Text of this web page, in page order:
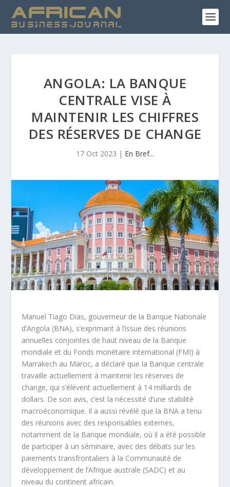
ANGOLA: LA BANQUE
CENTRALE VISE À
MAINTENIR LES CHIFFRES
DES RÉSERVES DE CHANGE
17 Oct 2023 | En Bref...
Manuel Tiago Dias, gouverneur de la Banque Nationale
d’Angola (BNA), s’exprimant à l’issue des réunions
annuelles conjointes de haut niveau de la Banque
mondiale et du Fonds monétaire international (FMI) à
Marrakech au Maroc, a déclaré que la Banque centrale
travaille actuellement à maintenir les réserves de
change, qui s’élèvent actuellement à 14 milliards de
dollars. De son avis, c’est la nécessité d’une stabilité
macroéconomique. Il a aussi révélé que la BNA a tenu
des réunions avec des responsables externes,
notamment de la Banque mondiale, où il a été possible
de participer à un séminaire, avec des débats sur les
paiements transfrontaliers à la Communauté de
développement de l’Afrique australe (SADC) et au
niveau du continent africain.